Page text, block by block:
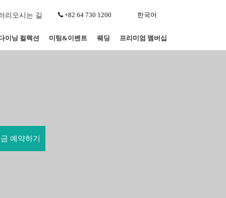
리 오시는 길 +82 64 730 1200 한국어
이닝 컬렉션 미팅&이벤트 웨딩 프리미엄 멤버십